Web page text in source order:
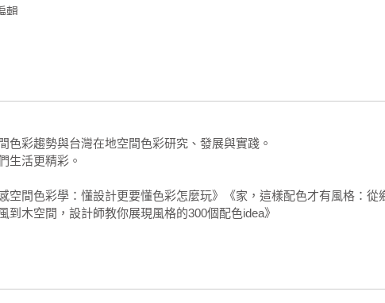
輯
計有限公司—碧藍色與文藝北歐創造浪漫巴黎想像
計有限公司—打造藍色風景的浪漫英倫風
灰白打造唯美 Mini Loft風，型塑都會綠洲
作室—用色彩及電影海報妝點的暖暖復古鄉村宅
均漢設計—當酷工業遇上甜鄉村，翻轉壁面色彩
計研究室(Phoebe Sayswow Architects Ltd.) —像調色盤豐富有趣的時尚
色彩趨勢與台灣在地空間色彩研究、發展與實踐。
生活更精彩。
空間色彩學：懂設計更要懂色彩怎麼玩》《家，這樣配色才有風格：從
到木空間，設計師教你展現風格的300個配色idea》